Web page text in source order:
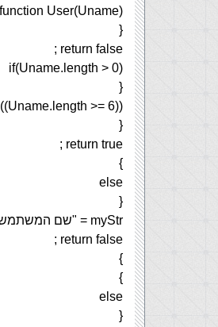
function User(Uname)
{
return false ;
if(Uname.length > 0)
{
>= 6))
{
return true ;
}
else
{
myStr = "שם המשתמש שבחרת קצר מדיn";
return false ;
}
}
else
{